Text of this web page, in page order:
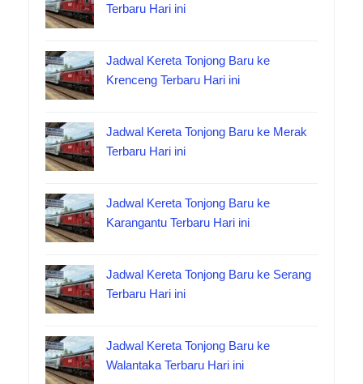
Terbaru Hari ini
Jadwal Kereta Tonjong Baru ke
Krenceng Terbaru Hari ini
Jadwal Kereta Tonjong Baru ke Merak
Terbaru Hari ini
Jadwal Kereta Tonjong Baru ke
Karangantu Terbaru Hari ini
Jadwal Kereta Tonjong Baru ke Serang
Terbaru Hari ini
Jadwal Kereta Tonjong Baru ke
Walantaka Terbaru Hari ini